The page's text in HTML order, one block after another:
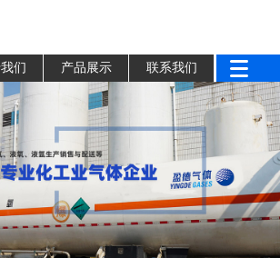
们 产品展示 联系我们